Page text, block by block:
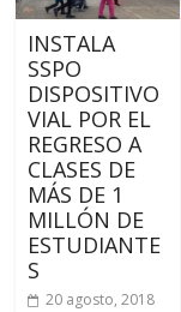
INSTALA
SSPO
DISPOSITIVO
VIAL POR EL
REGRESO A
CLASES DE
MÁS DE 1
MILLÓN DE
ESTUDIANTE
S
20 agosto, 2018